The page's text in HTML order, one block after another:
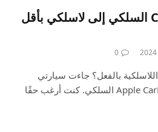
كيفية تحويل CarPlay السلكي إلى لاسلكي بأقل
0
هل تعمل محولات CarPlay اللاسلكية بالفعل؟ جاءت سيارتي
Honda Civic مزودة بـ Apple CarPlay السلكي. كنت أرغب حقًا